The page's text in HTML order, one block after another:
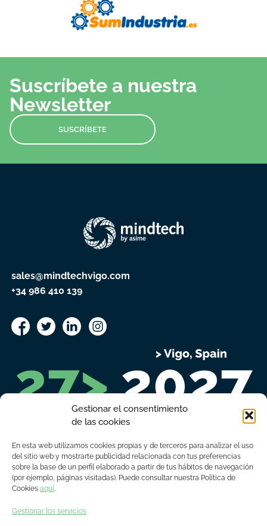
Gestionar el consentimiento
de las cookies
En esta web utilizamos cookies propias y de terceros para analizar el uso
del sitio web y mostrarte publicidad relacionada con tus preferencias
sobre la base de un perfil elaborado a partir de tus hábitos de navegación
(por ejemplo, páginas visitadas). Puede consultar nuestra Política de
Cookies aquí.
Gestionar los servicios
Suscríbete a nuestra
Newsletter
SUSCRÍBETE
sales@mindtechvigo.com
+34 986 410 139